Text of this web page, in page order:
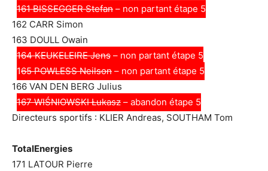
161 BISSEGGER Stefan – non partant étape 5
162 CARR Simon
163 DOULL Owain
164 KEUKELEIRE Jens – non partant étape 5
165 POWLESS Neilson – non partant étape 5
166 VAN DEN BERG Julius
167 WIŚNIOWSKI Łukasz – abandon étape 5
Directeurs sportifs : KLIER Andreas, SOUTHAM Tom
TotalEnergies
171 LATOUR Pierre